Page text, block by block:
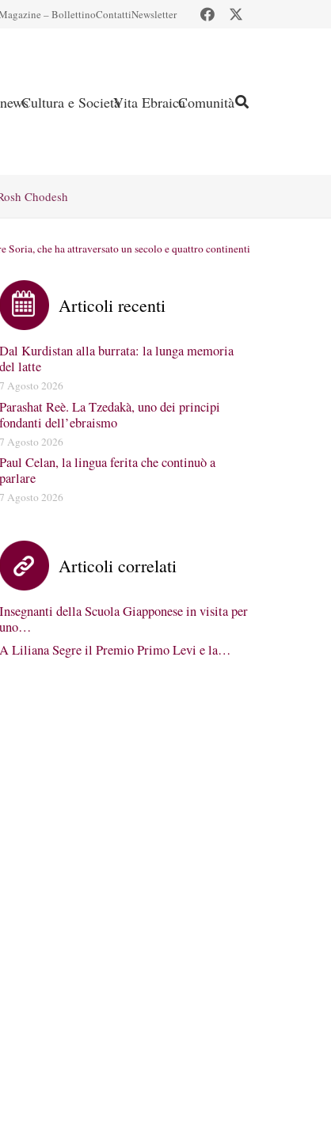
– BollettinoContattiNewsletter
Cultura e SocietàVita EbraicaComunità
Chodesh
Soria, che ha attraversato un secolo e quattro continenti
Articoli recenti
Dal Kurdistan alla burrata: la lunga memoria
del latte
7 Agosto 2026
Parashat Reè. La Tzedakà, uno dei principi
fondanti dell’ebraismo
7 Agosto 2026
Paul Celan, la lingua ferita che continuò a
parlare
7 Agosto 2026
Articoli correlati
Insegnanti della Scuola Giapponese in visita per
uno…
A Liliana Segre il Premio Primo Levi e la…